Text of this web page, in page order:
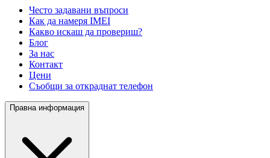
Често задавани въпроси
Как да намеря IMEI
Какво искаш да провериш?
Блог
За нас
Контакт
Цени
Съобщи за откраднат телефон
Правна информация